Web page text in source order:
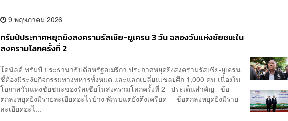
9 พฤษภาคม 2026
ทรัมป์ประกาศหยุดยิงสงครามรัสเซีย-ยูเครน 3 วัน ฉลองวันแห่งชัยชนะใน
สงครามโลกครั้งที่ 2
โดนัลด์ ทรัมป์ ประธานาธิบดีสหรัฐอเมริกา ประกาศหยุดยิงสงครามรัสเซีย-ยูเครน
ชี้ต้องมีระงับกิจกรรมทางทหารทั้งหมด และแลกเปลี่ยนเชลยศึก 1,000 คน เนื่องใน
โอกาสวันแห่งชัยชนะของรัสเซียในสงครามโลกครั้งที่ 2 ประเด็นสำคัญ ข้อ
ตกลงหยุดยิงมีรายละเอียดอะไรบ้าง พักรบแต่ยังตึงเครียด ข้อตกลงหยุดยิงมีราย
ละเอียดอะไ...